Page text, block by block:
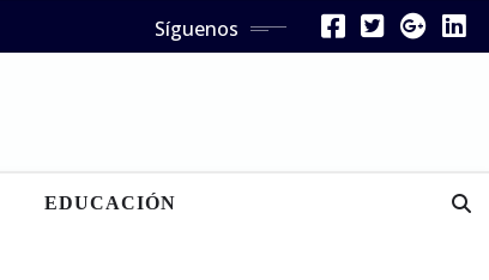
Síguenos
EDUCACIÓN